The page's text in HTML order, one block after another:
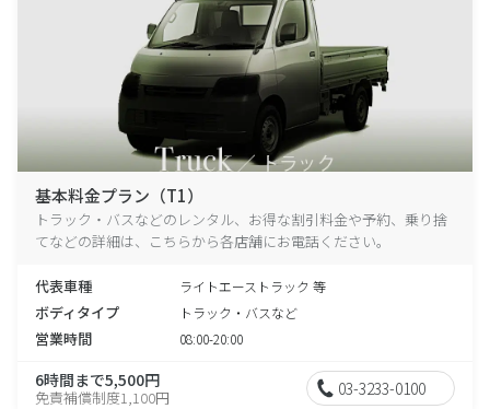
基本料金プラン（T1）
トラック・バスなどのレンタル、お得な割引料金や予約、乗り捨
てなどの詳細は、こちらから各店舗にお電話ください。
代表車種 ライトエーストラック 等
ボディタイプ トラック・バスなど
営業時間 08:00-20:00
6時間まで5,500円
免責補償制度1,100円 03-3233-0100